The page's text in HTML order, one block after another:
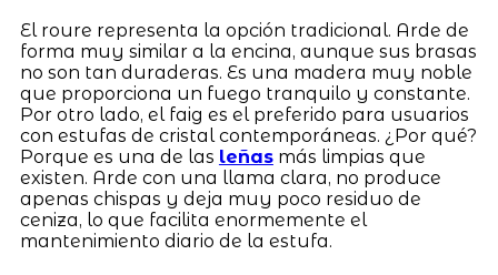
El roure representa la opción tradicional. Arde de
forma muy similar a la encina, aunque sus brasas
no son tan duraderas. Es una madera muy noble
que proporciona un fuego tranquilo y constante.
Por otro lado, el faig es el preferido para usuarios
con estufas de cristal contemporáneas. ¿Por qué?
Porque es una de las leñasmás limpias que
existen. Arde con una llama clara, no produce
apenas chispas y deja muy poco residuo de
ceniza, lo que facilita enormemente el
mantenimiento diario de la estufa.